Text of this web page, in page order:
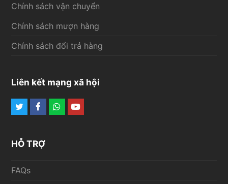
Chính sách vận chuyển
Chính sách mượn hàng
Chính sách đổi trả hàng
Liên kết mạng xã hội
TwitterFacebook
Whatsapp
Youtube
HỖ TRỢ
FAQs